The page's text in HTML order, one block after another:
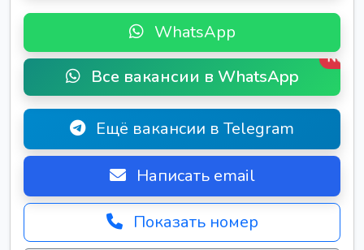
WhatsApp
Все вакансии в WhatsApp
New
Ещё вакансии в Telegram
Написать email
Показать номер